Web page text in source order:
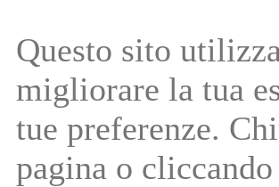
Questo sito
migliorare la tua
tue preferenze.
pagina o